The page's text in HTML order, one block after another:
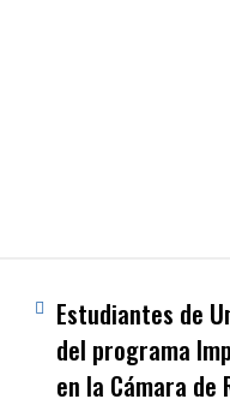
Estudiantes de
del programa
en la Cámara